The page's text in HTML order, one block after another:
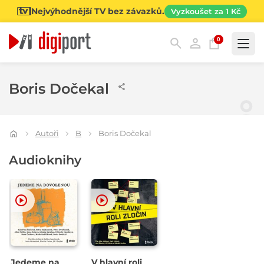
Nejvýhodnější TV bez závazků. Vyzkoušet za 1 Kč
0
Boris Dočekal
Autoři B Boris Dočekal
Audioknihy